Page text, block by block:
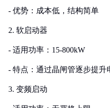
- 优势：成本低，结构简单
2. 软启动器
- 适用功率：15-800kW
- 特点：通过晶闸管逐步提升
3. 变频启动